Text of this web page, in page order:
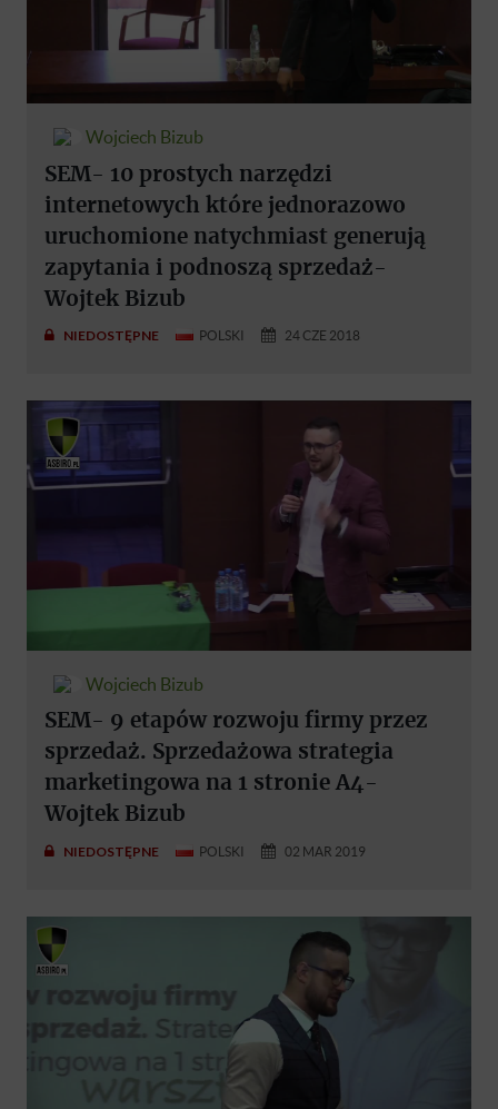
Wojciech Bizub
SEM- 10 prostych narzędzi
internetowych które jednorazowo
uruchomione natychmiast generują
zapytania i podnoszą sprzedaż-
Wojtek Bizub
NIEDOSTĘPNE POLSKI 24 CZE 2018
Wojciech Bizub
SEM- 9 etapów rozwoju firmy przez
sprzedaż. Sprzedażowa strategia
marketingowa na 1 stronie A4-
Wojtek Bizub
NIEDOSTĘPNE POLSKI 02 MAR 2019